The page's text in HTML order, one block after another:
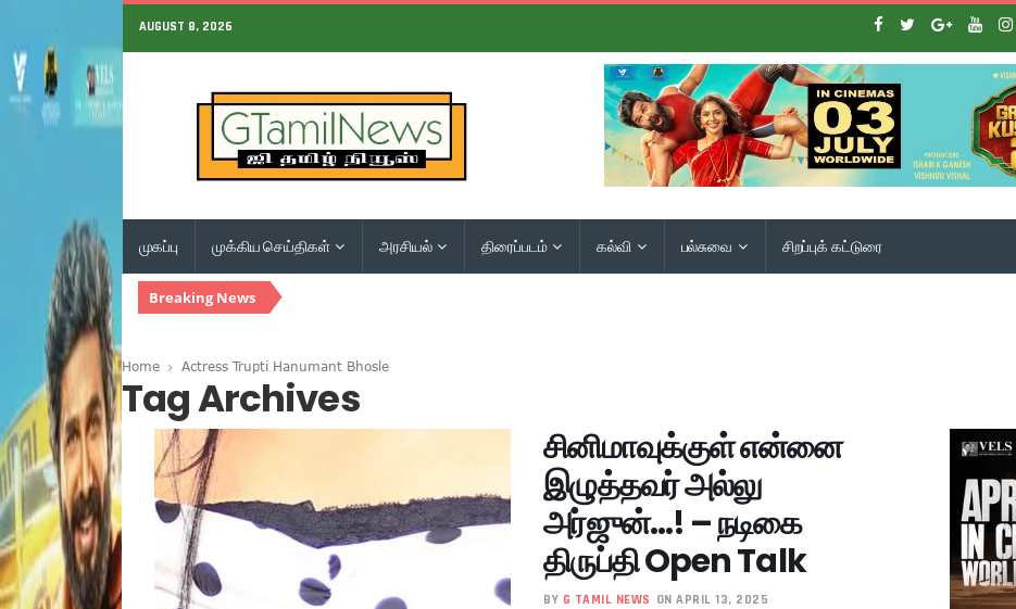
AUGUST 8, 2026
முகப்பு முக்கிய செய்திகள் அரசியல் திரைப்படம் கல்வி பல்சுவை சிறப்புக் கட்டுரை
Breaking News
Home Actress Trupti Hanumant Bhosle
Tag Archives
சினிமாவுக்குள் என்னை
இழுத்தவர் அல்லு
அர்ஜுன்…! – நடிகை
திருப்தி Open Talk
BY G TAMIL NEWS ON APRIL 13, 2025